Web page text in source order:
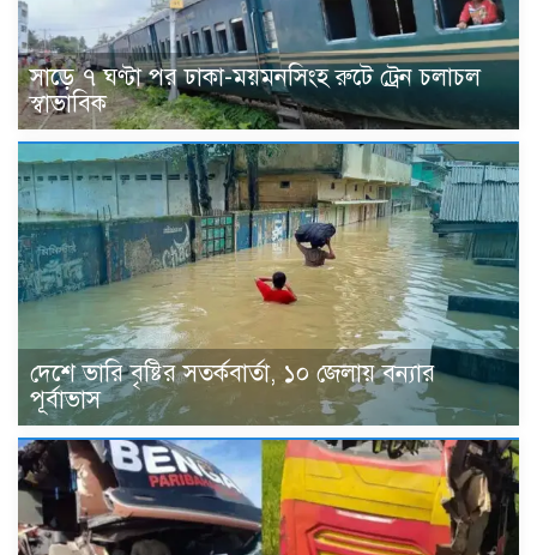
সাড়ে ৭ ঘণ্টা পর ঢাকা-ময়মনসিংহ রুটে ট্রেন চলাচল
স্বাভাবিক
দেশে ভারি বৃষ্টির সতর্কবার্তা, ১০ জেলায় বন্যার
পূর্বাভাস